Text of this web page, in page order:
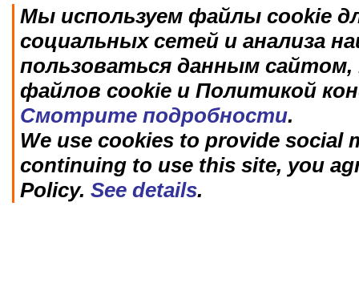
Мы используем файлы cookie
социальных сетей и анализа
пользоваться данным
файлов cookie и Политикой
Смотрите подробности.
We use cookies to provide social
continuing to use this site, you
Policy. See details.